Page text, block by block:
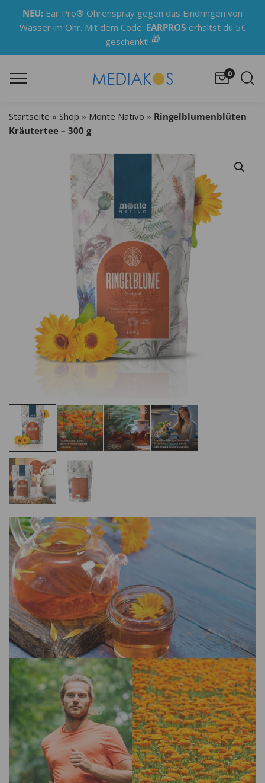
NEU: Ear Pro® Ohrenspray gegen das Eindringen von
Wasser im Ohr. Mit dem Code: EARPRO5 erhältst du 5€
geschenkt! 🎁
0
Startseite » Shop » Monte Nativo » Ringelblumenblüten
Kräutertee – 300 g